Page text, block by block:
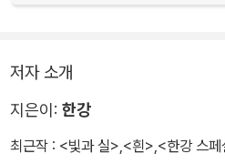
저자 소개
지은이: 한강
최근작 : <빛과 실>,<흰>,<한강 스